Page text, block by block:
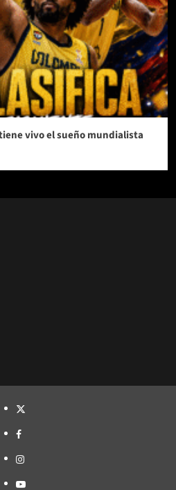
vivo el sueño mundialista
TWITTER
FACEBOOK
INSTAGRAM
YOUTUBE